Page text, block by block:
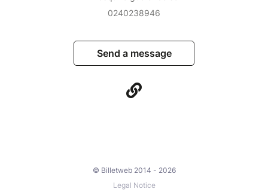
0240238946
Send a message
© Billetweb 2014 - 2026
Legal Notice